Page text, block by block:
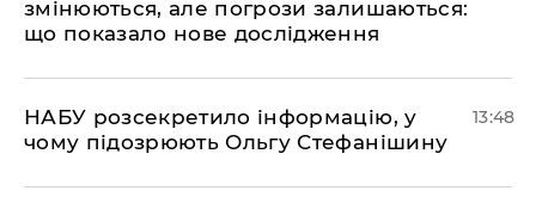
змінюються, але погрози залишаються:
що показало нове дослідження
НАБУ розсекретило інформацію, у
чому підозрюють Ольгу Стефанішину
13:48